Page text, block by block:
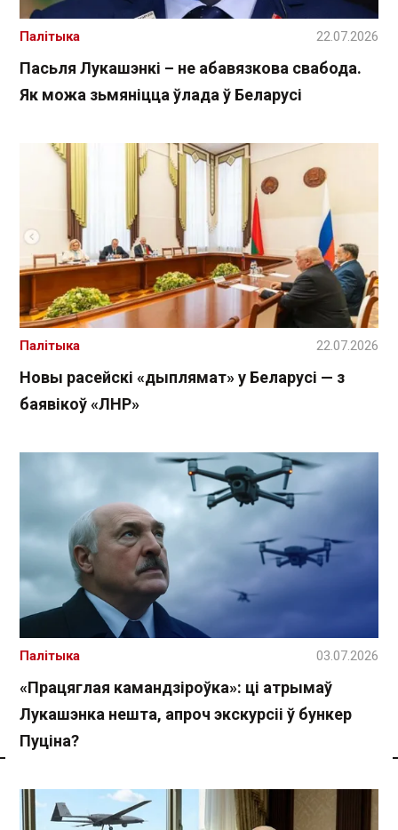
Пасьля Лукашэнкі – не абавязкова свабода.
Як можа зьмяніцца ўлада ў Беларусі
Палітыка 22.07.2026
Новы расейскі «дыплямат» у Беларусі — з
баявікоў «ЛНР»
Палітыка 22.07.2026
«Працяглая камандзіроўка»: ці атрымаў
Лукашэнка нешта, апроч экскурсіі ў бункер
Пуціна?
Палітыка 03.07.2026